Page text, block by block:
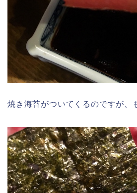
焼き海苔がついてくるのですが、